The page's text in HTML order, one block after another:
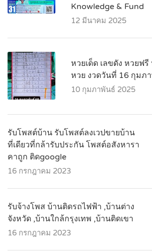
Knowledge & Fund
12 มีนาคม 2025
หวยเด็ด เลขดัง หวยฟ
หวย งวดวันที่ 16 กุมภ
10 กุมภาพันธ์ 2025
รับโพสต์บ้าน รับโพสต์ลงเวปขายบ้าน
ที่เดียวที่กล้ารับประกัน โพสต์อสังหารา
คาถูก ติดgoogle
16 กรกฎาคม 2023
รับจ้างโพส บ้านติดรถไฟฟ้า ,บ้านต่าง
จังหวัด ,บ้านใกล้กรุงเทพ ,บ้านติดเขา
16 กรกฎาคม 2023